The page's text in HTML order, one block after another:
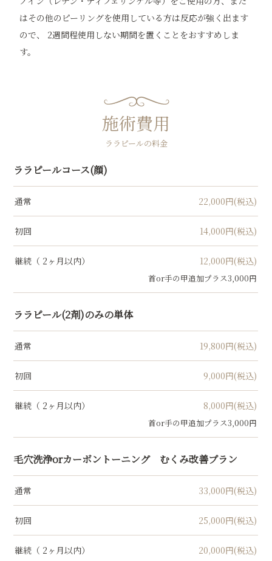
はその他のピーリングを使用している方は反応が強く出ます
ので、 2週間程使用しない期間を置くことをおすすめしま
す。
施術費用
ララピールの料金
ララピールコース(顔)
通常 22,000円(税込)
初回 14,000円(税込)
継続（ 2ヶ月以内） 12,000円(税込)
首or手の甲追加プラス3,000円
ララピール(2剤)のみの単体
通常 19,800円(税込)
初回 9,000円(税込)
継続（ 2ヶ月以内） 8,000円(税込)
首or手の甲追加プラス3,000円
毛穴洗浄orカーボントーニング むくみ改善プラン
通常 33,000円(税込)
初回 25,000円(税込)
継続（ 2ヶ月以内） 20,000円(税込)